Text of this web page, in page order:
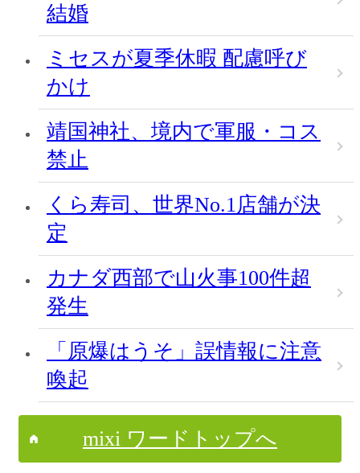
結婚
ミセスが夏季休暇 配慮呼び
かけ
靖国神社、境内で軍服・コス
禁止
くら寿司、世界No.1店舗が決
定
カナダ西部で山火事100件超
発生
「原爆はうそ」誤情報に注意
喚起
mixi ワードトップへ